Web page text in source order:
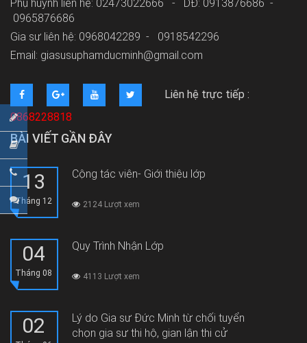
Phụ huynh liên hệ: 02473022666 - DĐ: 0913876686 -
0965876686
Gia sư liên hệ: 0968042289 - 0918542296
Email: giasusuphamducminh@gmail.com
Liên hệ trực tiếp :
0868228818
BÀI VIẾT GẦN ĐÂY
13
Tháng 12
Cộng tác viên- Giới thiệu lớp
2124 Lượt xem
04
Tháng 08
Quy Trình Nhận Lớp
4113 Lượt xem
02
Lý do Gia sư Đức Minh từ chối tuyển
chọn gia sư thi hộ, gian lận thi cử